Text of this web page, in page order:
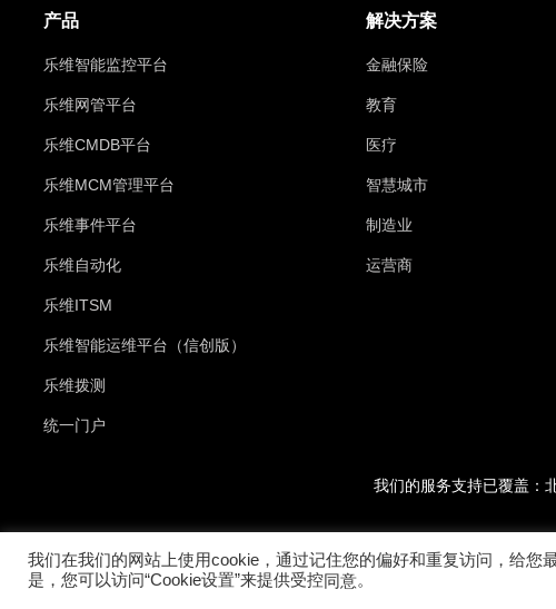
产品
乐维智能监控平台
乐维网管平台
乐维CMDB平台
乐维MCM管理平台
乐维事件平台
乐维自动化
乐维ITSM
乐维智能运维平台（信创版）
乐维拨测
统一门户
解决方案
金融保险
教育
医疗
智慧城市
制造业
运营商
我们的服务支持已覆盖：
我们在我们的网站上使用cookie，通过记住您的偏好和重复访问，给您
是，您可以访问“Cookie设置”来提供受控同意。